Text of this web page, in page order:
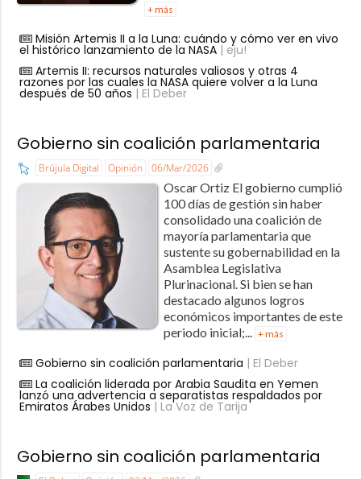
+ más
Misión Artemis II a la Luna: cuándo y cómo ver en vivo
el histórico lanzamiento de la NASA| eju!
Artemis II: recursos naturales valiosos y otras 4
razones por las cuales la NASA quiere volver a la Luna
después de 50 años | El Deber
Gobierno sin coalición parlamentaria
Brújula Digital Opinión 06/Mar/2026
Oscar Ortiz El gobierno cumplió
100 días de gestión sin haber
consolidado una coalición de
mayoría parlamentaria que
sustente su gobernabilidad en la
Asamblea Legislativa
Plurinacional. Si bien se han
destacado algunos logros
económicos importantes de este
periodo inicial;...
+ más
Gobierno sin coalición parlamentaria | El Deber
La coalición liderada por Arabia Saudita en Yemen
lanzó una advertencia a separatistas respaldados por
Emiratos Árabes Unidos | La Voz de Tarija
Gobierno sin coalición parlamentaria